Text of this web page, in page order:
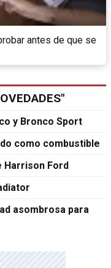
antes de que se
y Bronco Sport
como combustible
Harrison Ford
asombrosa para